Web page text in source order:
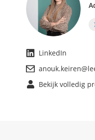
LinkedIn
Bekijk volledig